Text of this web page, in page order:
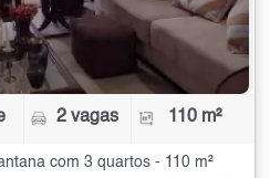
2 vagas 110 m²
com 3 quartos - 110 m²